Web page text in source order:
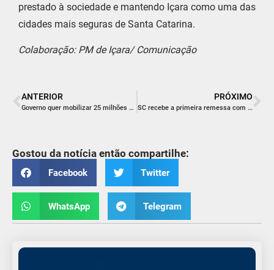
prestado à sociedade e mantendo Içara como uma das
cidades mais seguras de Santa Catarina.
Colaboração: PM de Içara/ Comunicação
ANTERIOR
Governo quer mobilizar 25 milhões de estudantes para combater a dengue
PRÓXIMO
SC recebe a primeira remessa com 29 mil doses da vacina contra a dengue
Gostou da notícia então compartilhe:
Facebook Twitter
WhatsApp Telegram